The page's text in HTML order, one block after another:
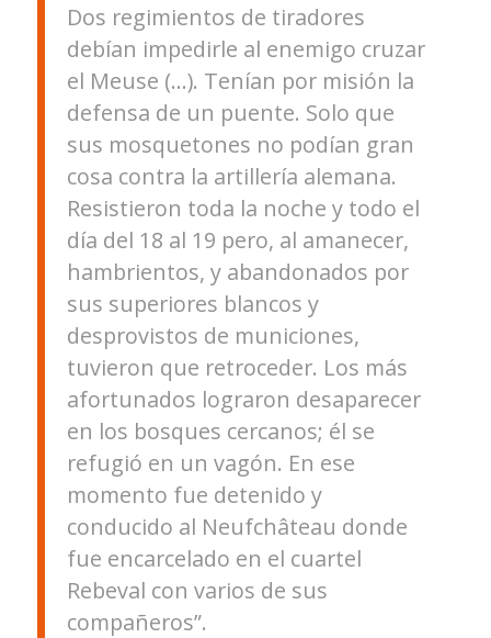
Dos regimientos de tiradores
debían impedirle al enemigo cruzar
el Meuse (…). Tenían por misión la
defensa de un puente. Solo que
sus mosquetones no podían gran
cosa contra la artillería alemana.
Resistieron toda la noche y todo el
día del 18 al 19 pero, al amanecer,
hambrientos, y abandonados por
sus superiores blancos y
desprovistos de municiones,
tuvieron que retroceder. Los más
afortunados lograron desaparecer
en los bosques cercanos; él se
refugió en un vagón. En ese
momento fue detenido y
conducido al Neufchâteau donde
fue encarcelado en el cuartel
Rebeval con varios de sus
compañeros”.